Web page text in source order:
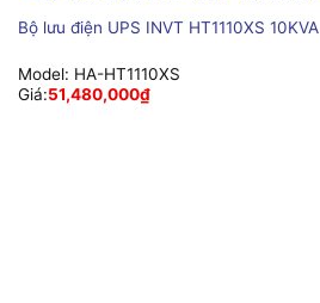
Bộ lưu điện UPS INVT HT1110XS 10KVA
Model: HA-HT1110XS
Giá:51,480,000₫